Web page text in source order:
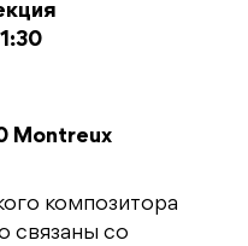
Montreux
композитора
связаны со